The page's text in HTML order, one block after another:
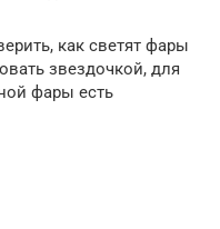
как светят фары
звездочкой, для
фары есть